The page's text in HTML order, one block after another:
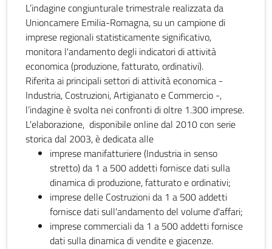
L’indagine congiunturale trimestrale realizzata da
Unioncamere Emilia-Romagna, su un campione di
imprese regionali statisticamente significativo,
monitora l'andamento degli indicatori di attività
economica (produzione, fatturato, ordinativi).
Riferita ai principali settori di attività economica -
Industria, Costruzioni, Artigianato e Commercio -,
l’indagine è svolta nei confronti di oltre 1.300 imprese.
L'elaborazione, disponibile online dal 2010 con serie
storica dal 2003, è dedicata alle
imprese manifatturiere (Industria in senso
stretto) da 1 a 500 addetti fornisce dati sulla
dinamica di produzione, fatturato e ordinativi;
imprese delle Costruzioni da 1 a 500 addetti
fornisce dati sull'andamento del volume d'affari;
imprese commerciali da 1 a 500 addetti fornisce
dati sulla dinamica di vendite e giacenze.